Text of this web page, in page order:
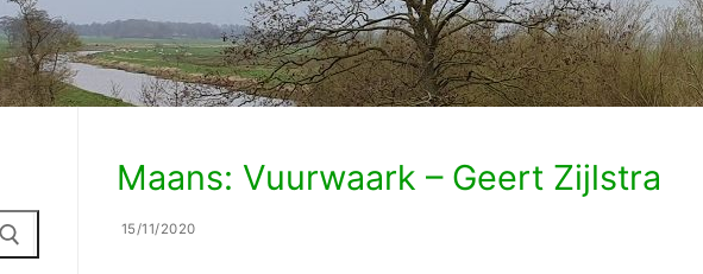
Maans: Vuurwaark – Geert Zijlstra
15/11/2020